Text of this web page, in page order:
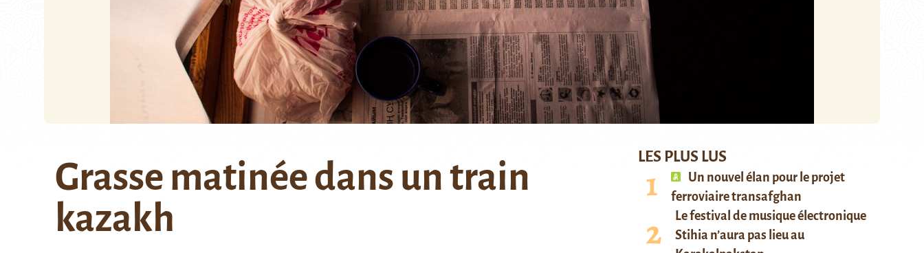
Grasse matinée dans un train
kazakh
LES PLUS LUS
Un nouvel élan pour le projet
ferroviaire transafghan
Le festival de musique électronique
Stihia n’aura pas lieu au